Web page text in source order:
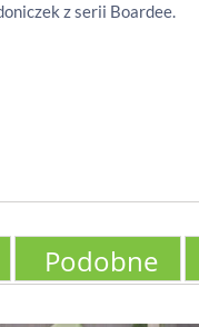
z serii Boardee.
Podobne